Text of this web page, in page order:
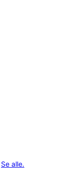
Se alleanmeldelser
.